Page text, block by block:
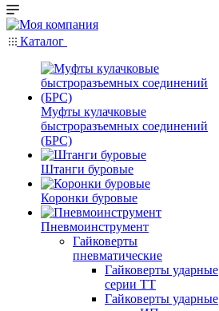
Каталог
Муфты кулачковые
быстроразъемных соединений
(БРС)
Штанги буровые
Коронки буровые
Пневмоинструмент
Гайковерты
пневматические
Гайковерты ударные
серии ТТ
Гайковерты ударные